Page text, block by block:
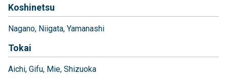
Koshinetsu
Nagano Niigata Yamanashi
Tokai
Aichi Gifu Mie Shizuoka